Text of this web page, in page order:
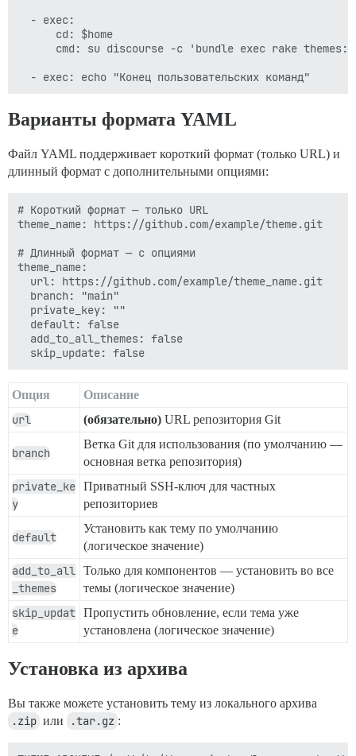
  - exec:
      cd: $home
cmd: su discourse -c 'bundle exec rake
Варианты формата YAML
Файл YAML поддерживает короткий формат (только URL) и
длинный формат с дополнительными опциями:
# Короткий формат — только URL
theme_name: https://github.com/example/theme.git
# Длинный формат — с опциями
theme_name:
  url: https://github.com/example/theme_name.git
  branch: "main"
  private_key: ""
  default: false
  add_to_all_themes: false
Опция Описание
url (обязательно) URL репозитория Git
branch
Ветка Git для использования (по умолчанию —
основная ветка репозитория)
private_ke
y
Приватный SSH-ключ для частных
репозиториев
default
Установить как тему по умолчанию
(логическое значение)
add_to_all
_themes
Только для компонентов — установить во все
темы (логическое значение)
skip_updat
e
Пропустить обновление, если тема уже
установлена (логическое значение)
Установка из архива
Вы также можете установить тему из локального архива
.zip или .tar.gz :